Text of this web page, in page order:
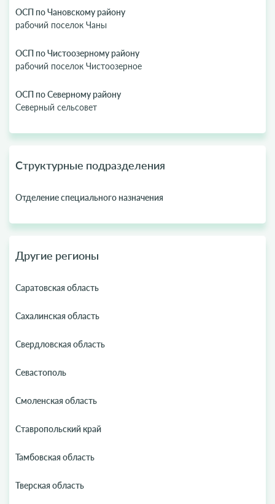
ОСП по Чановскому району
рабочий поселок Чаны
ОСП по Чистоозерному району
рабочий поселок Чистоозерное
ОСП по Северному району
Северный сельсовет
Структурные подразделения
Отделение специального назначения
Другие регионы
Саратовская область
Сахалинская область
Свердловская область
Севастополь
Смоленская область
Ставропольский край
Тамбовская область
Тверская область